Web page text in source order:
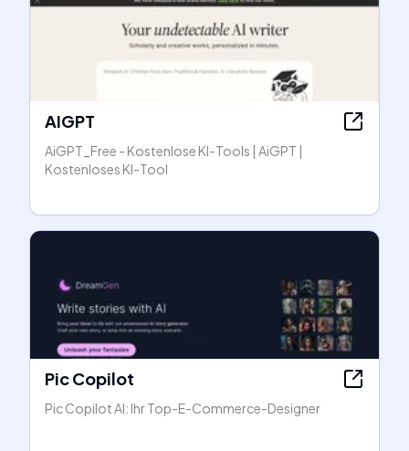
AIGPT
AiGPT_Free - Kostenlose KI-Tools | AiGPT |
Kostenloses KI-Tool
Pic Copilot
Pic Copilot AI: Ihr Top-E-Commerce-Designer